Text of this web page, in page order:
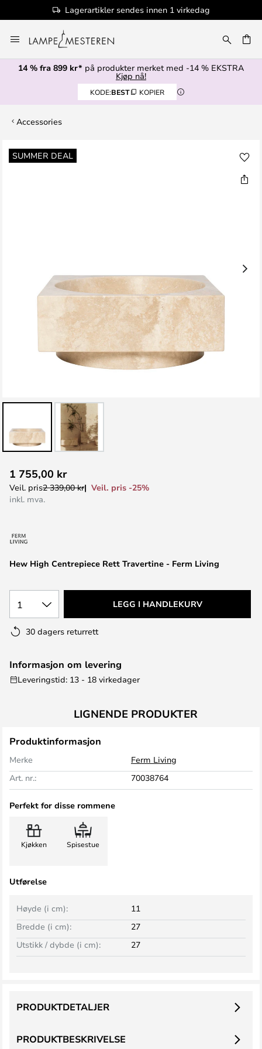
Lagerartikler sendes innen 1 virkedag
til
innhold
14 % fra 899 kr* på produkter merket med -14 % EKSTRA
Kjøp nå!
KODE:BEST KOPIER
Accessories
SUMMER DEAL
Gå
til
til
begynnelsen
Hew High Centrepiece Rett Travertine - Ferm Living
1 755,00 kr
Veil. pris2 339,00 kr
Veil. pris -25%
inkl. mva.
1 LEGG I HANDLEKURV
30 dagers returrett
Informasjon om levering
Leveringstid: 13 - 18 virkedager
LIGNENDE PRODUKTER
Produktinformasjon
Merke
Ferm Living
Art. nr.:
70038764
Perfekt for disse rommene
Kjøkken Spisestue
Utførelse
Bredde (i cm): 27
Høyde (i cm): 11
Utstikk / dybde (i cm): 27
PRODUKTBESKRIVELSE
PRODUKTDETALJER